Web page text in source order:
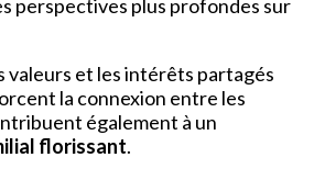
perspectives plus profondes sur
valeurs et les intérêts partagés
la connexion entre les
également à un
florissant.